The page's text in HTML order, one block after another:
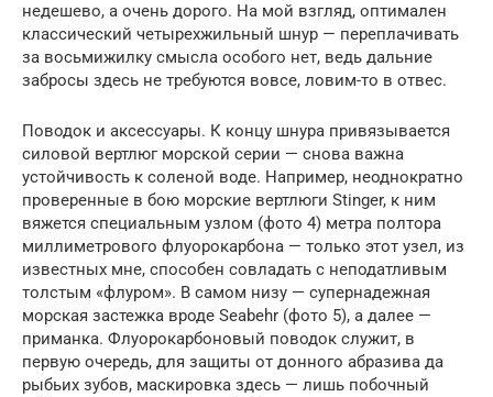
недешево, а очень дорого. На мой взгляд, оптимален
классический четырехжильный шнур — переплачивать
за восьмижилку смысла особого нет, ведь дальние
забросы здесь не требуются вовсе, ловим-то в отвес.
Поводок и аксессуары. К концу шнура привязывается
силовой вертлюг морской серии — снова важна
устойчивость к соленой воде. Например, неоднократно
проверенные в бою морские вертлюги Stinger, к ним
вяжется специальным узлом (фото 4) метра полтора
миллиметрового флуорокарбона — только этот узел, из
известных мне, способен совладать с неподатливым
толстым «флуром». В самом низу — супернадежная
морская застежка вроде Seabehr (фото 5), а далее —
приманка. Флуорокарбоновый поводок служит, в
первую очередь, для защиты от донного абразива да
рыбьих зубов, маскировка здесь — лишь побочный